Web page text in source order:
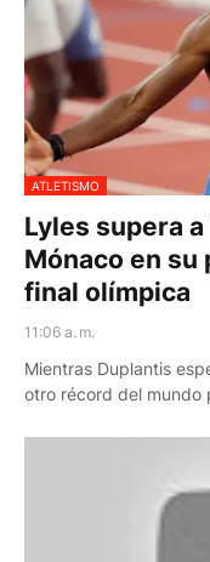
ATLETISMO
Lyles supera
Mónaco en su
final olímpica
11:06 a. m.
Mientras Duplantis
otro récord del mundo